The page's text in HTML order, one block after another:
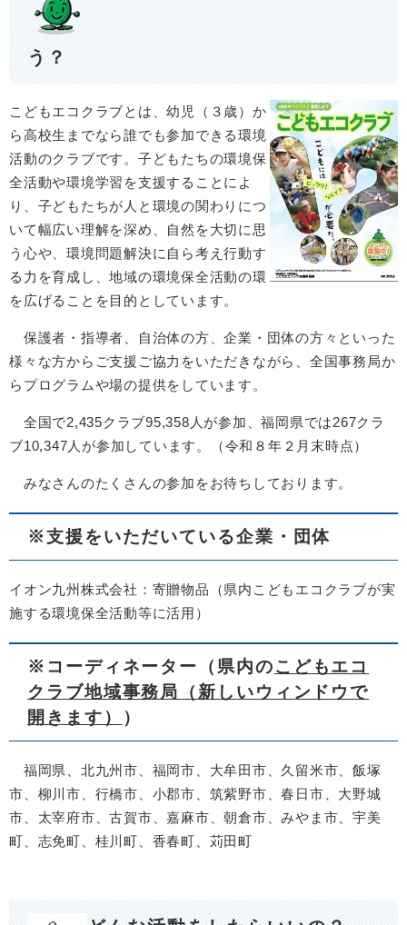
う？
こどもエコクラブとは、幼児（３歳）か
ら高校生までなら誰でも参加できる環境
活動のクラブです。子どもたちの環境保
全活動や環境学習を支援することによ
り、子どもたちが人と環境の関わりにつ
いて幅広い理解を深め、自然を大切に思
う心や、環境問題解決に自ら考え行動す
る力を育成し、地域の環境保全活動の環
を広げることを目的としています。
保護者・指導者、自治体の方、企業・団体の方々といった
様々な方からご支援ご協力をいただきながら、全国事務局か
らプログラムや場の提供をしています。
全国で2,435クラブ95,358人が参加、福岡県では267クラ
ブ10,347人が参加しています。（令和８年２月末時点）
みなさんのたくさんの参加をお待ちしております。
※支援をいただいている企業・団体
イオン九州株式会社：寄贈物品（県内こどもエコクラブが実
施する環境保全活動等に活用）
※コーディネーター（県内のこどもエコ
クラブ地域事務局（新しいウィンドウで
開きます）
）
福岡県、北九州市、福岡市、大牟田市、久留米市、飯塚
市、柳川市、行橋市、小郡市、筑紫野市、春日市、大野城
市、太宰府市、古賀市、嘉麻市、朝倉市、みやま市、宇美
町、志免町、桂川町、香春町、苅田町